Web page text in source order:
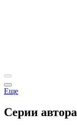
Еще
Серии автора